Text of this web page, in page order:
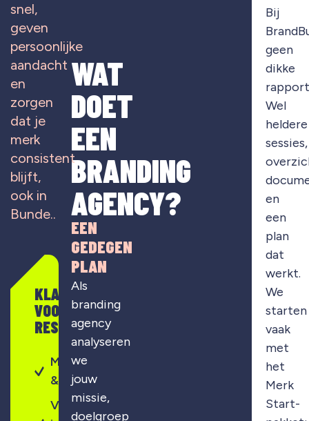
snel,
geven
persoonlijke
aandacht
en
zorgen
dat je
merk
consistent
blijft,
ook in
Bunde..
KLAAR
VOOR
RESULTAAT?
Merkontwikkeling
& strategie
Visuele
WAT
DOET
EEN
BRANDING
AGENCY?
EEN
GEDEGEN
PLAN
Als
branding
agency
analyseren
we
jouw
missie,
doelgroep
Bij
geen
dikke
Wel
heldere
sessies,
en
een
plan
dat
werkt.
We
starten
vaak
met
het
Merk
Start-